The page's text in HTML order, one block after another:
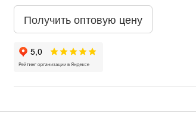
Получить оптовую цену